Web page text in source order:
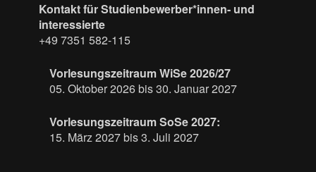
Kontakt für Studienbewerber*innen- und
interessierte
+49 7351 582-115
Vorlesungszeitraum WiSe 2026/27
05. Oktober 2026 bis 30. Januar 2027
Vorlesungszeitraum SoSe 2027:
15. März 2027 bis 3. Juli 2027